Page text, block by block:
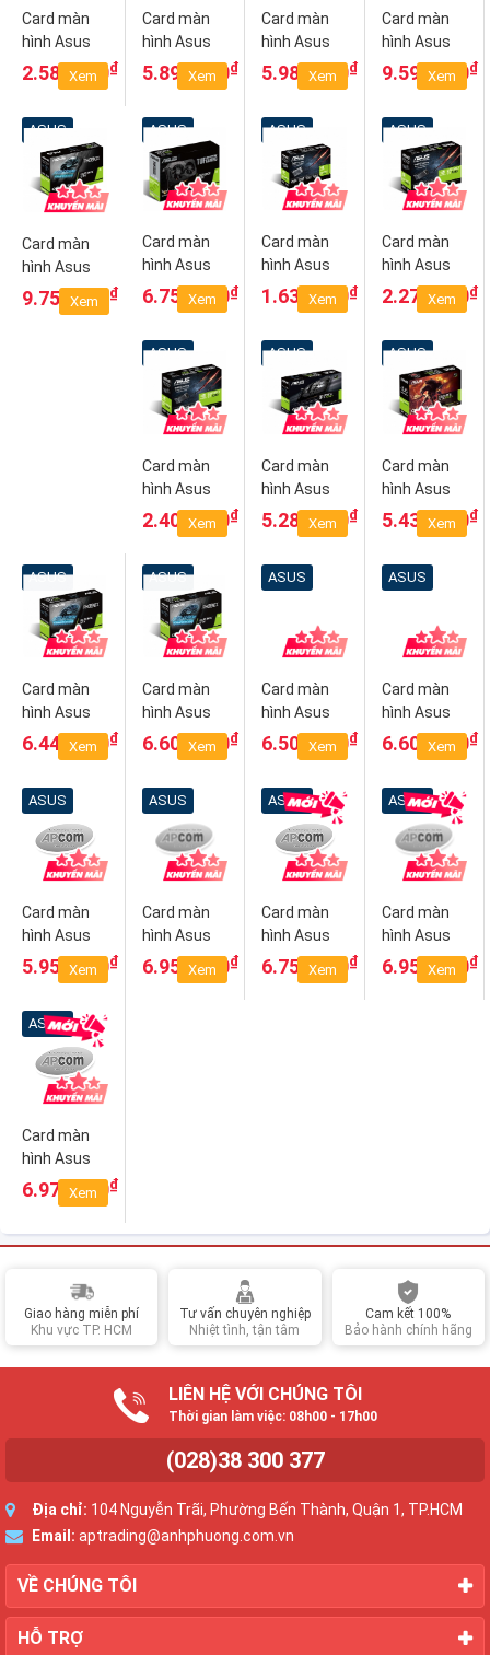
Card màn
hình Asus
PH-
GT1030-
2.580.000₫
Xem
Card màn
hình Asus
DUAL-
GTX1650-
5.890.000₫
Xem
Card màn
hình Asus
DUAL-
GTX1650-
5.980.000₫
Xem
Card màn
hình Asus
PH-
GTX1660-
9.590.000₫
Xem
ASUS
Card màn
hình Asus
PH-
GTX1660-
9.750.000₫
Xem
ASUS
Card màn
hình Asus
TUF-
GTX1650-
GAMING
6.750.000₫
Xem
ASUS
Card màn
hình Asus
GT730 SL
2GD5 BRK
1.630.000₫
Xem
ASUS
Card màn
hình Asus
GT1030 SL
2GD4 BRK
2.270.000₫
Xem
ASUS
Card màn
hình Asus
GT1030 SL
2G BRK
2.400.000₫
Xem
ASUS
Card màn
hình Asus
PH
GTX1050TI
5.280.000₫
Xem
ASUS
Card màn
hình Asus
CERBERUS
GTX1050TI
5.430.000₫
Xem
ASUS
Card màn
hình Asus
PH
GTX1650
6.440.000₫
Xem
ASUS
Card màn
hình Asus
PH
GTX1650
6.600.000₫
Xem
ASUS
Card màn
hình Asus
PH-
GTX1650-
6.500.000₫
Xem
ASUS
Card màn
hình Asus
PH
GTX1650
6.600.000₫
Xem
ASUS
Card màn
hình Asus
DUAL
GTX1650
5.950.000₫
Xem
ASUS
Card màn
hình Asus
TUF
GTX1650
6.950.000₫
Xem
ASUS
Card màn
hình Asus
TUF
GTX1650
6.750.000₫
Xem
ASUS
Card màn
hình Asus
TUF
GTX1650
6.950.000₫
Xem
ASUS
Card màn
hình Asus
PH
GTX1650S
6.970.000₫
Xem
Giao hàng miễn phí
Khu vực TP. HCM
Tư vấn chuyên nghiệp
Nhiệt tình, tận tâm
Cam kết 100%
Bảo hành chính hãng
LIÊN HỆ VỚI CHÚNG TÔI
Thời gian làm việc: 08h00 - 17h00
(028)38 300 377
Địa chỉ: 104 Nguyễn Trãi, Phường Bến Thành, Quận 1, TP.HCM
Email: aptrading@anhphuong.com.vn
VỀ CHÚNG TÔI
HỖ TRỢ